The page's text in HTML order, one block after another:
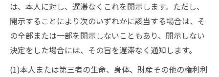
は、本人に対し、遅滞なくこれを開示します。ただし、
開示することにより次のいずれかに該当する場合は、そ
の全部または一部を開示しないこともあり、開示しない
決定をした場合には、その旨を遅滞なく通知します。
(1)本人または第三者の生命、身体、財産その他の権利利